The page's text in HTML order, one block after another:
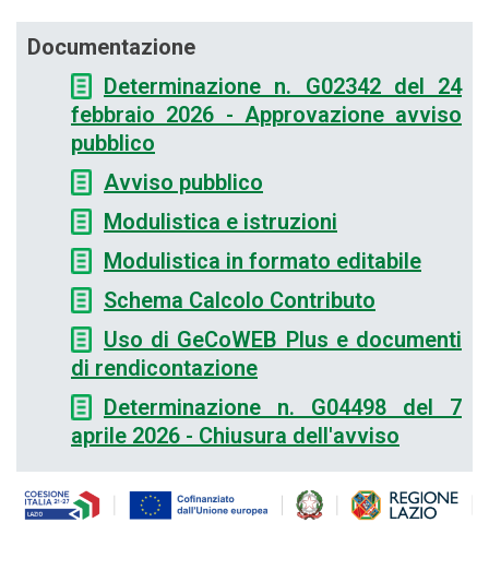
Documentazione
Determinazione n. G02342 del 24
febbraio 2026 - Approvazione avviso
pubblico
Avviso pubblico
Modulistica e istruzioni
Modulistica in formato editabile
Schema Calcolo Contributo
Uso di GeCoWEB Plus e documenti
di rendicontazione
Determinazione n. G04498 del 7
aprile 2026 - Chiusura dell'avviso